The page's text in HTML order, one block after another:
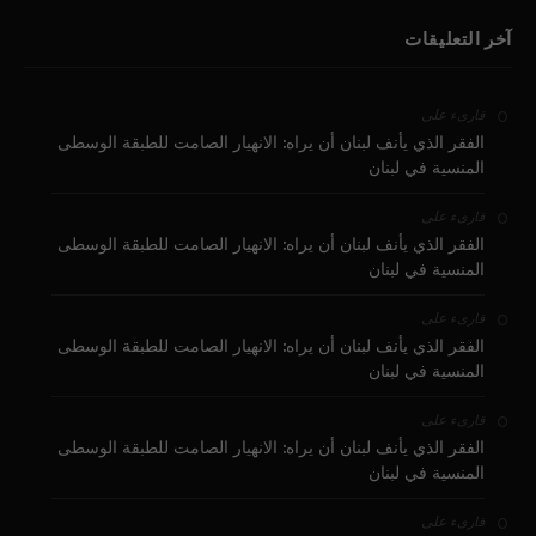
آخر التعليقات
قارىء على
الفقر الذي يأنف لبنان أن يراه: الانهيار الصامت للطبقة الوسطى
المنسية في لبنان
قارىء على
الفقر الذي يأنف لبنان أن يراه: الانهيار الصامت للطبقة الوسطى
المنسية في لبنان
قارىء على
الفقر الذي يأنف لبنان أن يراه: الانهيار الصامت للطبقة الوسطى
المنسية في لبنان
قارىء على
الفقر الذي يأنف لبنان أن يراه: الانهيار الصامت للطبقة الوسطى
المنسية في لبنان
قارىء على